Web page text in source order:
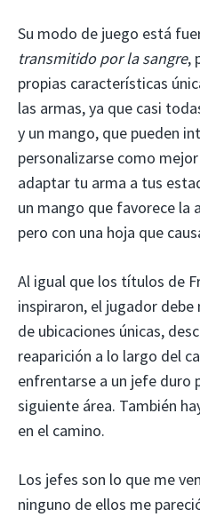
Su modo de juego está
transmitido por la sangre,
propias características
las armas, ya que casi
y un mango, que pueden
personalizarse como
adaptar tu arma a tus
un mango que favorece la
pero con una hoja que
Al igual que los títulos de
inspiraron, el jugador
de ubicaciones únicas,
reaparición a lo largo del
enfrentarse a un jefe duro
siguiente área. También
en el camino.
Los jefes son lo que me
ninguno de ellos me